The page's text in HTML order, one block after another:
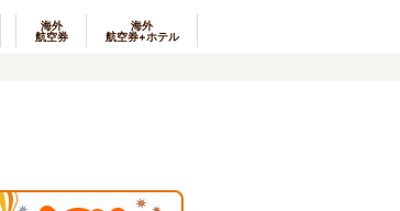
海外
航空券
海外
航空券+ホテル